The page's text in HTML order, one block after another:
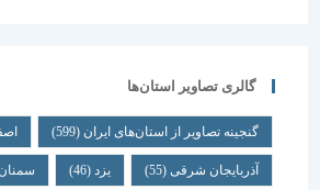
گالری تصاویر استان‌ها
گنجینه تصاویر از استان‌های ایران(599) اصفهان (59)
آذربایجان شرقی(55) یزد سمنان (39)